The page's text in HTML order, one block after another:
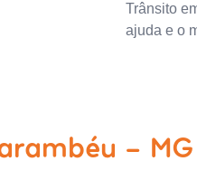
Trânsito
ajuda e o
- MG